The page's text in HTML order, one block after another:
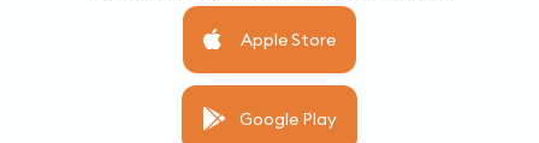
Apple Store
Google Play